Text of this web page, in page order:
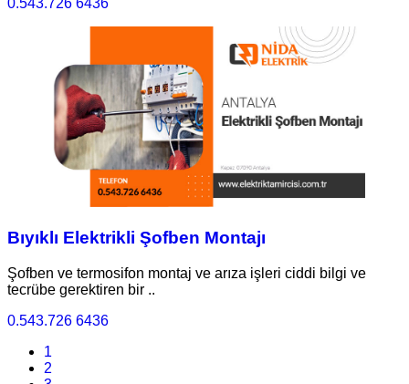
0.543.726 6436
Bıyıklı Elektrikli Şofben Montajı
Şofben ve termosifon montaj ve arıza işleri ciddi bilgi ve
tecrübe gerektiren bir ..
0.543.726 6436
1
2